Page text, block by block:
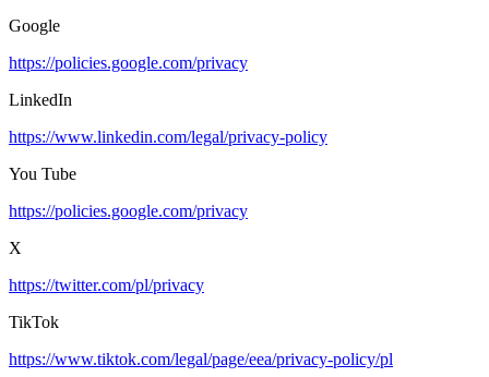
Google
https://policies.google.com/privacy
LinkedIn
https://www.linkedin.com/legal/privacy-policy
You Tube
https://policies.google.com/privacy
X
https://twitter.com/pl/privacy
TikTok
https://www.tiktok.com/legal/page/eea/privacy-policy/pl